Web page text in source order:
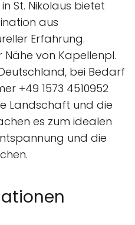
St. Nikolaus bietet
aus
Erfahrung.
Nähe von Kapellenpl.
bei Bedarf
+49 1573 4510952
Landschaft und die
es zum idealen
und die